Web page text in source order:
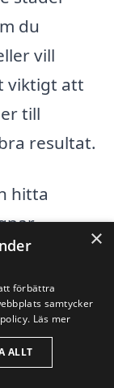
du
vill
viktigt att
till
resultat.
hitta
×
förbättra
samtycker
Läs mer
ALLT